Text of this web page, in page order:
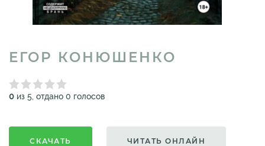
ЕГОР КОНЮШЕНКО
0 из 5, отдано 0 голосов
СКАЧАТЬ ЧИТАТЬ ОНЛАЙН